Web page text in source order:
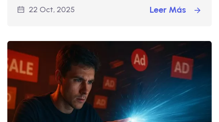
22 Oct, 2025 Leer Más